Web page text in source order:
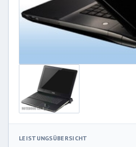
LEISTUNGSÜBERSICHT